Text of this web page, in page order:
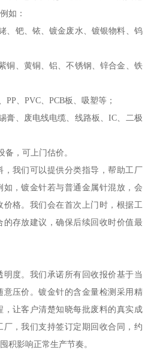
如：
、钯、铱、镀金废水、镀银物料、钨
铜、黄铜、铝、不锈钢、锌合金、铁
PP、PVC、PCB板、吸塑等；
膏、废电线电缆、线路板、IC、二极
备，可上门估价。
我们可以提供分类指导，帮助工厂
，镀金针若与普通金属针混放，会
格。我们会在首次上门时，根据工
存放建议，确保后续回收时价值最
度。我们承诺所有回收报价基于当
压价。镀金针的含金量检测采用精
让客户清楚知晓每批废料的真实成
，我们支持签订定期回收合同，约
积影响正常生产节奏。